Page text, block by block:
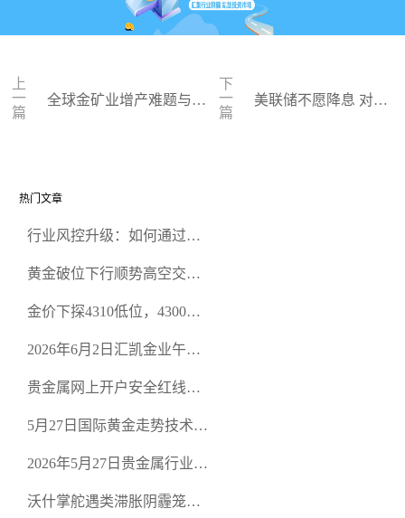
上
一
篇
全球金矿业增产难题与黄
下
一
篇
美联储不愿降息 对黄
热门文章
行业风控升级：如何通过正
规黄金开户交易平台？
黄金破位下行顺势高空交易
金价下探4310低位，4300关
2026年6月2日汇凯金业午盘
空头清算算法如何布防？
贵金属网上开户安全红线：
恶意洗盘陷阱
5月27日国际黄金走势技术盘
规黄金平台全方位行情解析
2026年5月27日贵金属行业新
正规贵金属开户平台迎开户
沃什掌舵遇类滞胀阴霾笼